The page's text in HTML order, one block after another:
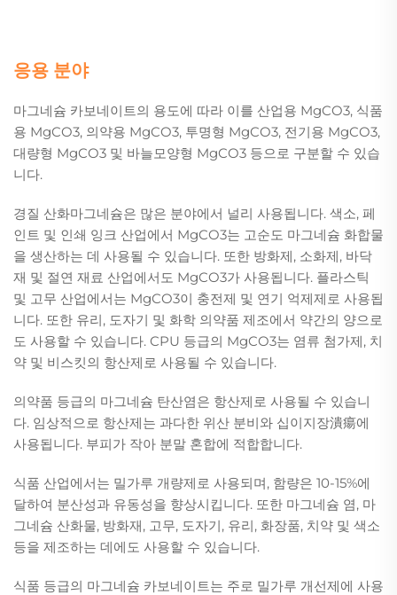
응용 분야
마그네슘 카보네이트의 용도에 따라 이를 산업용 MgCO3, 식품
용 MgCO3, 의약용 MgCO3, 투명형 MgCO3, 전기용 MgCO3,
대량형 MgCO3 및 바늘모양형 MgCO3 등으로 구분할 수 있습
니다.
경질 산화마그네슘은 많은 분야에서 널리 사용됩니다. 색소, 페
인트 및 인쇄 잉크 산업에서 MgCO3는 고순도 마그네슘 화합물
을 생산하는 데 사용될 수 있습니다. 또한 방화제, 소화제, 바닥
재 및 절연 재료 산업에서도 MgCO3가 사용됩니다. 플라스틱
및 고무 산업에서는 MgCO3이 충전제 및 연기 억제제로 사용됩
니다. 또한 유리, 도자기 및 화학 의약품 제조에서 약간의 양으로
도 사용할 수 있습니다. CPU 등급의 MgCO3는 염류 첨가제, 치
약 및 비스킷의 항산제로 사용될 수 있습니다.
의약품 등급의 마그네슘 탄산염은 항산제로 사용될 수 있습니
다. 임상적으로 항산제는 과다한 위산 분비와 십이지장潰瘍에
사용됩니다. 부피가 작아 분말 혼합에 적합합니다.
식품 산업에서는 밀가루 개량제로 사용되며, 함량은 10-15%에
달하여 분산성과 유동성을 향상시킵니다. 또한 마그네슘 염, 마
그네슘 산화물, 방화재, 고무, 도자기, 유리, 화장품, 치약 및 색소
등을 제조하는 데에도 사용할 수 있습니다.
식품 등급의 마그네슘 카보네이트는 주로 밀가루 개선제에 사용